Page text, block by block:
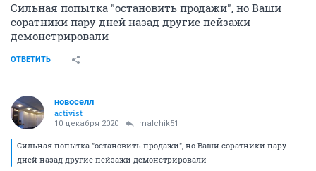
Сильная попытка "остановить продажи", но Ваши
соратники пару дней назад другие пейзажи
демонстрировали
ОТВЕТИТЬ
новоселл
activist
10 декабря 2020 malchik51
Сильная попытка "остановить продажи", но Ваши соратники пару
дней назад другие пейзажи демонстрировали